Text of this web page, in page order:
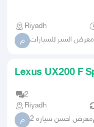
Riyadh
م معرض السبر للسيارات
Lexus UX200 F
2
Riyadh
م معرض احسن سياره 2